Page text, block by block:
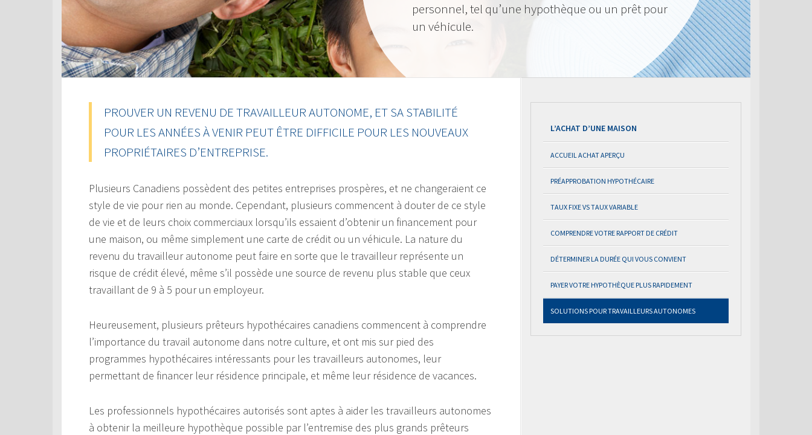
personnel, tel qu’une hypothèque ou un prêt pour
un véhicule.
PROUVER UN REVENU DE TRAVAILLEUR AUTONOME, ET SA STABILITÉ
POUR LES ANNÉES À VENIR PEUT ÊTRE DIFFICILE POUR LES NOUVEAUX
PROPRIÉTAIRES D’ENTREPRISE.
Plusieurs Canadiens possèdent des petites entreprises prospères, et ne changeraient ce
style de vie pour rien au monde. Cependant, plusieurs commencent à douter de ce style
de vie et de leurs choix commerciaux lorsqu’ils essaient d’obtenir un financement pour
une maison, ou même simplement une carte de crédit ou un véhicule. La nature du
revenu du travailleur autonome peut faire en sorte que le travailleur représente un
risque de crédit élevé, même s’il possède une source de revenu plus stable que ceux
travaillant de 9 à 5 pour un employeur.
Heureusement, plusieurs prêteurs hypothécaires canadiens commencent à comprendre
l’importance du travail autonome dans notre culture, et ont mis sur pied des
programmes hypothécaires intéressants pour les travailleurs autonomes, leur
permettant de financer leur résidence principale, et même leur résidence de vacances.
Les professionnels hypothécaires autorisés sont aptes à aider les travailleurs autonomes
à obtenir la meilleure hypothèque possible par l’entremise des plus grands prêteurs
L’ACHAT D’UNE MAISON
ACCUEIL ACHAT APERÇU
PRÉAPPROBATION HYPOTHÉCAIRE
TAUX FIXE VS TAUX VARIABLE
COMPRENDRE VOTRE RAPPORT DE CRÉDIT
DÉTERMINER LA DURÉE QUI VOUS CONVIENT
PAYER VOTRE HYPOTHÈQUE PLUS RAPIDEMENT
SOLUTIONS POUR TRAVAILLEURS AUTONOMES